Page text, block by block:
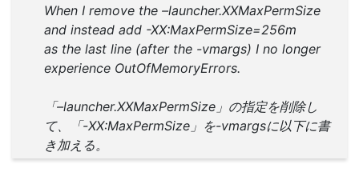
When I remove the –launcher.XXMaxPermSize
and instead add -XX:MaxPermSize=256m
as the last line (after the -vmargs) I no longer
experience OutOfMemoryErrors.
「–launcher.XXMaxPermSize」の指定を削除し
て、「-XX:MaxPermSize」を-vmargsに以下に書
き加える。